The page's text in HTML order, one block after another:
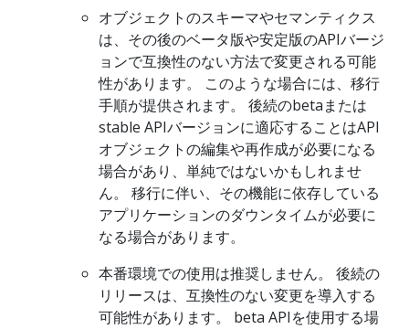
オブジェクトのスキーマやセマンティクス
は、その後のベータ版や安定版のAPIバージ
ョンで互換性のない方法で変更される可能
性があります。 このような場合には、移行
手順が提供されます。 後続のbetaまたは
stable APIバージョンに適応することはAPI
オブジェクトの編集や再作成が必要になる
場合があり、単純ではないかもしれませ
ん。 移行に伴い、その機能に依存している
アプリケーションのダウンタイムが必要に
なる場合があります。
本番環境での使用は推奨しません。 後続の
リリースは、互換性のない変更を導入する
可能性があります。 beta APIを使用する場